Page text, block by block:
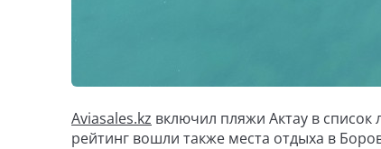
Aviasales.kz включил пляжи Актау в
рейтинг вошли также места отдыха в